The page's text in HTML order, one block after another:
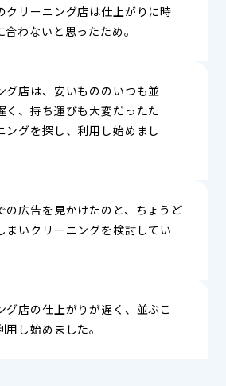
クリーニング店は仕上がりに時
わないと思ったため。
グ店は、安いもののいつも並
く、持ち運びも大変だったた
ングを探し、利用し始めまし
の広告を見かけたのと、ちょうど
まいクリーニングを検討してい
グ店の仕上がりが遅く、並ぶこ
し始めました。